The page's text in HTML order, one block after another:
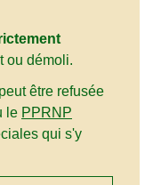
ou démoli.
être refusée
le PPRNP
qui s'y